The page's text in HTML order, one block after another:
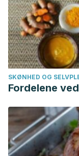
SKØNHED OG
Fordelene